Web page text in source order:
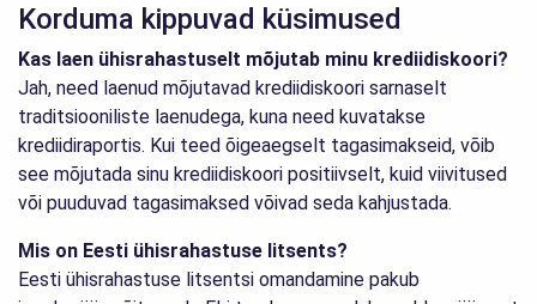
Korduma kippuvad küsimused
Kas laen ühisrahastuselt mõjutab minu krediidiskoori?
Jah, need laenud mõjutavad krediidiskoori sarnaselt
traditsiooniliste laenudega, kuna need kuvatakse
krediidiraportis. Kui teed õigeaegselt tagasimakseid, võib
see mõjutada sinu krediidiskoori positiivselt, kuid viivitused
või puuduvad tagasimaksed võivad seda kahjustada.
Mis on Eesti ühisrahastuse litsents?
Eesti ühisrahastuse litsentsi omandamine pakub